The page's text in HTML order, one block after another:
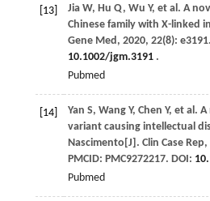
[13] Jia W, Hu Q, Wu Y, et al. A
Chinese family with X-linked
Gene Med, 2020, 22(8):
10.1002/jgm.3191.
Pubmed
[14] Yan S, Wang Y, Chen Y, et al. A
variant causing intellectual
Nascimento[J]. Clin Case Rep,
PMCID: PMC9272217. DOI:
Pubmed